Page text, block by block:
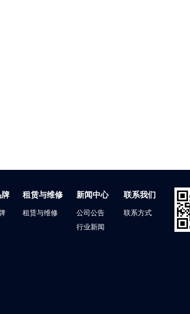
租赁与维修
租赁与维修
新闻中心
公司公告
行业新闻
联系我们
联系方式